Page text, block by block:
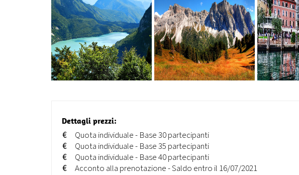
Dettagli prezzi:
€
Quota individuale - Base 30 partecipanti
€
Quota individuale - Base 35 partecipanti
€
Quota individuale - Base 40 partecipanti
€
Acconto alla prenotazione - Saldo entro il 16/07/2021